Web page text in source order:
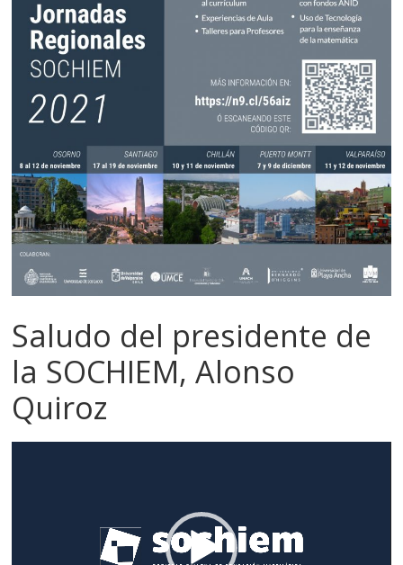
Saludo del presidente de
la SOCHIEM, Alonso
Quiroz